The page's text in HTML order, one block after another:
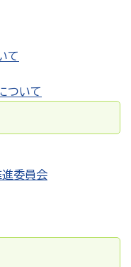
て
ついて
進委員会